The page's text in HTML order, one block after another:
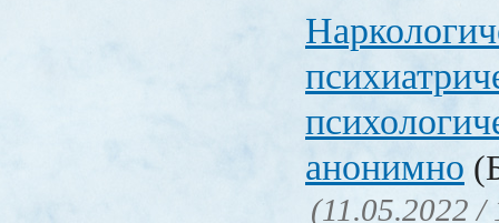
анонимно
(11.05.2022 /